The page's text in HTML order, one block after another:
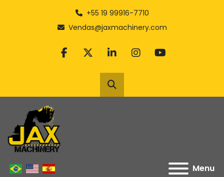
+55 19 99916-7710
Vendas@jaxmachinery.com
facebook
twitterlinkedininstagram
youtube
Pesquisar
Menu